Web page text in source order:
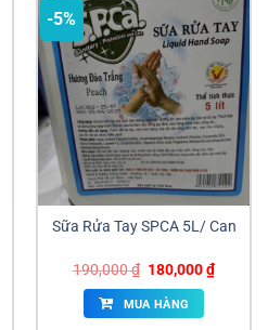
-5%
Sữa Rửa Tay SPCA 5L/ Can
190,000₫ Giá
là:
190,000 ₫.
180,000₫Giá
hiện
MUA HÀNG